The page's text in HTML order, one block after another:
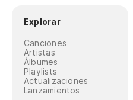
Explorar
Canciones
Artistas
Álbumes
Playlists
Actualizaciones
Lanzamientos